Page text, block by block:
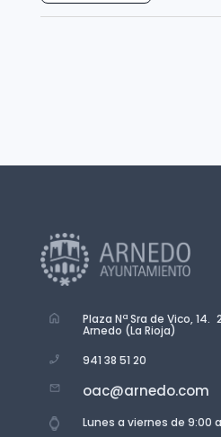
Plaza Nª Sra de Vico, 14.
Arnedo (La Rioja)
941 38 51 20
oac@arnedo.com
Lunes a viernes de 9:00